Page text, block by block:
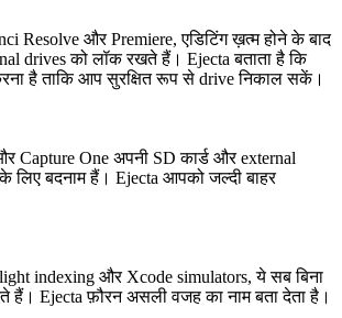
Resolve और Premiere, एडिटिंग ख़त्म होने के बाद
drives को लॉक रखते हैं। Ejecta बताता है कि
है ताकि आप सुरक्षित रूप से drive निकाल सकें।
Capture One अपनी SD कार्ड और external
बदनाम हैं। Ejecta आपको जल्दी बाहर
indexing और Xcode simulators, ये सब बिना
हैं। Ejecta फ़ौरन असली वजह का नाम बता देता है।